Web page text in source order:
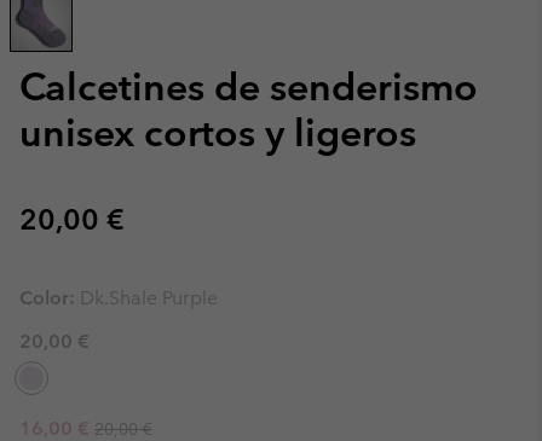
Calcetines de senderismo
unisex cortos y ligeros
Regular price:
20,00 €
Color: Dk.Shale Purple
20,00 €
Sale price:
16,00 € Regular price:
20,00 €